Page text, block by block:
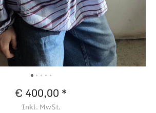
€ 400,00 *
Inkl. MwSt.